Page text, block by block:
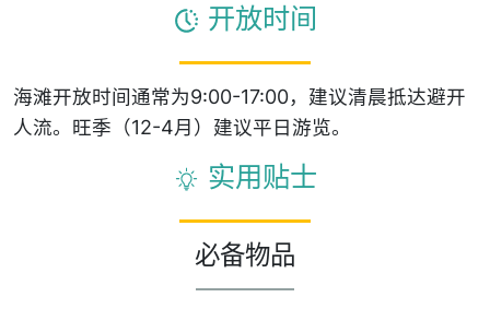
开放时间
海滩开放时间通常为9:00-17:00，建议清晨抵达避开
人流。旺季（12-4月）建议平日游览。
实用贴士
必备物品